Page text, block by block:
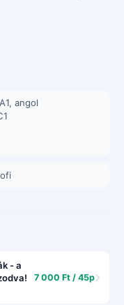
, angol
- a
7 000 Ft / 45p